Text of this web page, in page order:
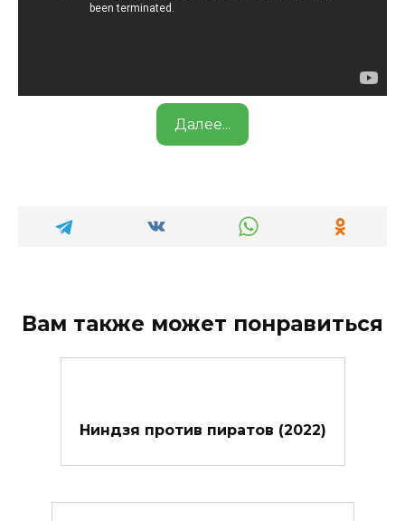
Далее...
Вам также может понравиться
Ниндзя против пиратов (2022)